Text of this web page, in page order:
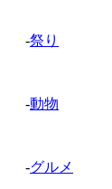
-祭り
-動物
-グルメ